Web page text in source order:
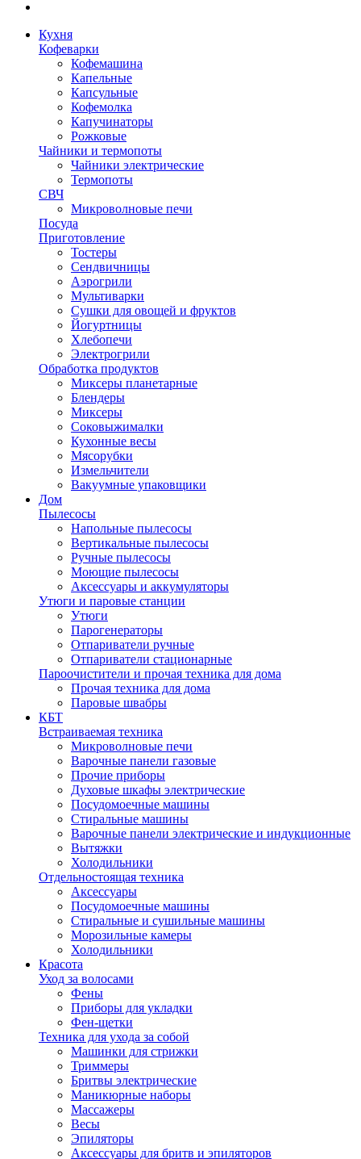
Кухня
Кофеварки
Кофемашина
Капельные
Капсульные
Кофемолка
Капучинаторы
Рожковые
Чайники и термопоты
Чайники электрические
Термопоты
СВЧ
Микроволновые печи
Посуда
Приготовление
Тостеры
Сендвичницы
Аэрогрили
Мультиварки
Сушки для овощей и фруктов
Йогуртницы
Хлебопечи
Электрогрили
Обработка продуктов
Миксеры планетарные
Блендеры
Миксеры
Соковыжималки
Кухонные весы
Мясорубки
Измельчители
Вакуумные упаковщики
Дом
Пылесосы
Напольные пылесосы
Вертикальные пылесосы
Ручные пылесосы
Моющие пылесосы
Аксессуары и аккумуляторы
Утюги и паровые станции
Утюги
Парогенераторы
Отпариватели ручные
Отпариватели стационарные
Пароочистители и прочая техника для дома
Прочая техника для дома
Паровые швабры
КБТ
Встраиваемая техника
Микроволновые печи
Варочные панели газовые
Прочие приборы
Духовые шкафы электрические
Посудомоечные машины
Стиральные машины
Варочные панели электрические и индукционные
Вытяжки
Холодильники
Отдельностоящая техника
Аксессуары
Посудомоечные машины
Стиральные и сушильные машины
Морозильные камеры
Холодильники
Красота
Уход за волосами
Фены
Приборы для укладки
Фен-щетки
Техника для ухода за собой
Машинки для стрижки
Триммеры
Бритвы электрические
Маникюрные наборы
Массажеры
Весы
Эпиляторы
Аксессуары для бритв и эпиляторов